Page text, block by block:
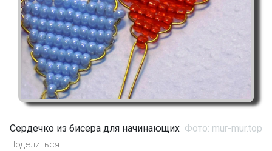
Сердечко из бисера для начинающих Фото: mur-mur.top
Поделиться: